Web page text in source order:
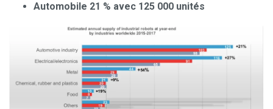
Automobile 21 % avec 125 000 unités